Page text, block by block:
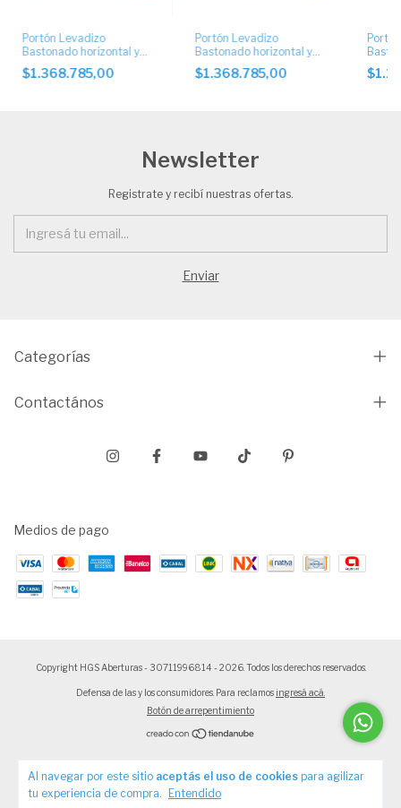
Al navegar por este sitio aceptás el uso de cookies para agilizar
tu experiencia de compra.
Entendido
Portón Levadizo
Bastonado horizontal y
chapa artística
automático. Art. 1051
$1.368.785,00
Portón Levadizo
Bastonado horizontal y
chapa artística
automáticos
$1.368.785,00
Newsletter
Registrate y recibí nuestras ofertas.
Categorías
Contactános
Medios de pago
Copyright HGS Aberturas - 30711996814 - 2026. Todos los derechos reservados.
Defensa de las y los consumidores. Para reclamos ingresá acá.
Botón de arrepentimiento